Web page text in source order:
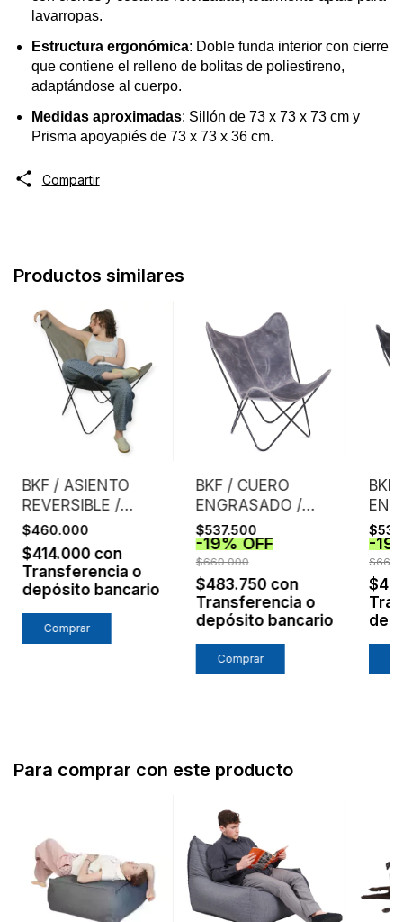
lavarropas.
Estructura ergonómica: Doble funda interior con cierre
que contiene el relleno de bolitas de poliestireno,
adaptándose al cuerpo.
Medidas aproximadas: Sillón de 73 x 73 x 73 cm y
Prisma apoyapiés de 73 x 73 x 36 cm.
Compartir
Productos similares
BKF / ASIENTO
REVERSIBLE /
NEGRO +
CEMENTO
$460.000
$414.000 con
Transferencia o
depósito bancario
Comprar
BKF / CUERO
ENGRASADO /
HIELO
$537.500
-19%OFF
$660.000
$483.750 con
Transferencia o
depósito bancario
Comprar
BKF
GRIS
-19
Para comprar con este producto